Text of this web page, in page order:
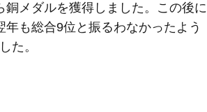
メダルを獲得しました。この後に
も総合9位と振るわなかったよう
た。